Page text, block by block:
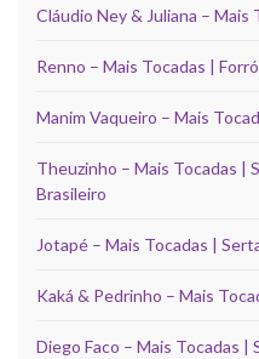
Cláudio Ney & Juliana – Mais
Renno – Mais Tocadas |
Manim Vaqueiro – Mais
Theuzinho – Mais Tocadas |
Brasileiro
Jotapé – Mais Tocadas |
Kaká & Pedrinho – Mais
Diego Faco – Mais Tocadas |